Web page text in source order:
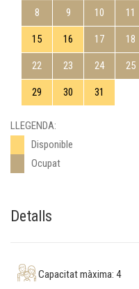
8 9 10 11
15 16 17 18
22 23 24 25
29 30 31
LLEGENDA:
Disponible
Ocupat
Detalls
Capacitat màxima: 4